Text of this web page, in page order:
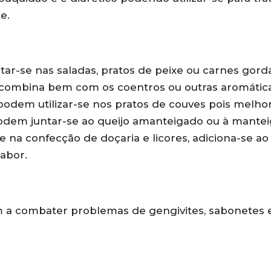
se nas saladas, pratos de peixe ou carnes
bem com os coentros ou outras
utilizar-se nos pratos de couves pois
juntar-se ao queijo amanteigado ou à
na confecção de doçaria e licores, adiciona-se ao
combater problemas de gengivites, sabonetes